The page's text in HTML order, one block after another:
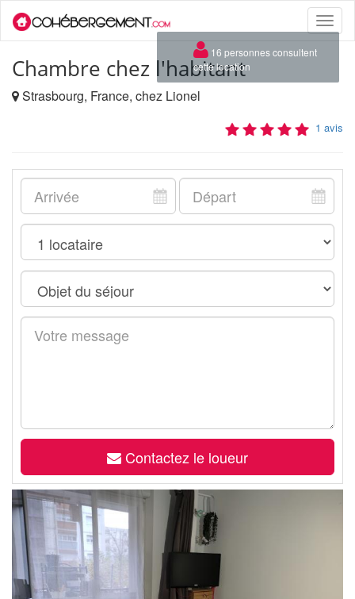
Toggle
Chambre chez l'habitant
Strasbourg, France, chez Lionel
1 avis
Contactez le loueur
×
16 personnes consultent
cette location